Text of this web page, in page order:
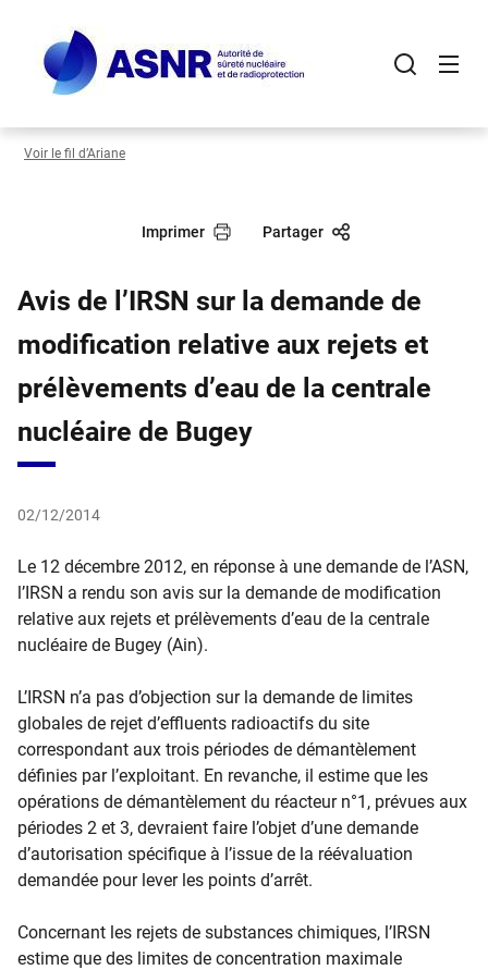
contenu
principal
Voir le fil d’Ariane
Imprimer Partager
Avis de l’IRSN sur la demande de
modification relative aux rejets et
prélèvements d’eau de la centrale
nucléaire de Bugey
02/12/2014
Le 12 décembre 2012, en réponse à une demande de l’ASN,
l’IRSN a rendu son avis sur la demande de modification
relative aux rejets et prélèvements d’eau de la centrale
nucléaire de Bugey (Ain).
L’IRSN n’a pas d’objection sur la demande de limites
globales de rejet d’effluents radioactifs du site
correspondant aux trois périodes de démantèlement
définies par l’exploitant. En revanche, il estime que les
opérations de démantèlement du réacteur n°1, prévues aux
périodes 2 et 3, devraient faire l’objet d’une demande
d’autorisation spécifique à l’issue de la réévaluation
demandée pour lever les points d’arrêt.
Concernant les rejets de substances chimiques, l’IRSN
estime que des limites de concentration maximale